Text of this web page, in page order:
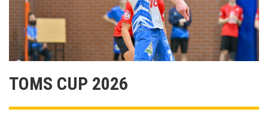
TOMS CUP 2026